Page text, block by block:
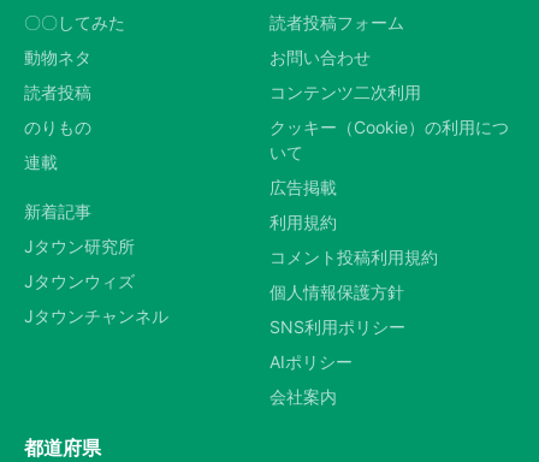
〇〇してみた
動物ネタ
読者投稿
のりもの
連載
新着記事
Jタウン研究所
Jタウンウィズ
Jタウンチャンネル
読者投稿フォーム
お問い合わせ
コンテンツ二次利用
クッキー（Cookie）の利用につ
いて
広告掲載
利用規約
コメント投稿利用規約
個人情報保護方針
SNS利用ポリシー
AIポリシー
会社案内
都道府県